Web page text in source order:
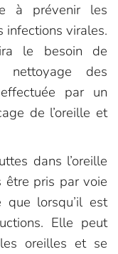
à prévenir les
infections virales.
le besoin de
nettoyage des
par un
de l’oreille et
dans l’oreille
être pris par voie
que lorsqu’il est
Elle peut
oreilles et se